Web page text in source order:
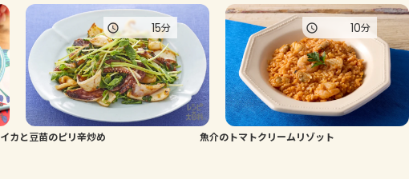
イカと豆苗のピリ辛炒め
15分
魚介のトマトクリームリゾット
10分